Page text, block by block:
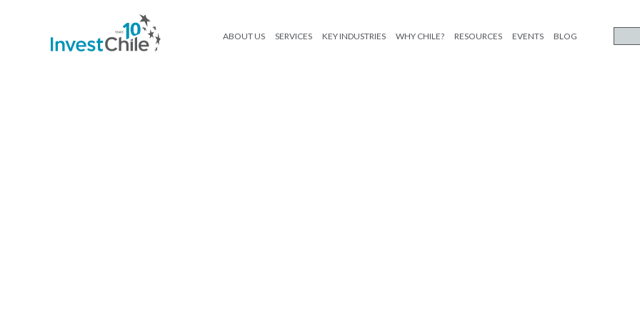
ABOUT US SERVICES KEY INDUSTRIES WHY CHILE? RESOURCES EVENTS BLOG